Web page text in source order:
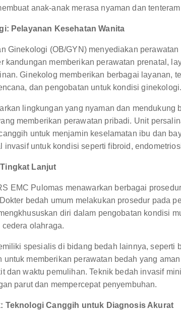
anak-anak merasa nyaman dan
Pelayanan Kesehatan Wanita
Ginekologi (OB/GYN) menyediakan
kandungan memberikan perawatan prenatal,
Ginekolog memberikan berbagai layanan,
dan pengobatan untuk kondisi ginekologi.
lingkungan yang nyaman dan mendukung
memberikan perawatan pribadi. Unit
untuk menjamin keselamatan ibu dan
invasif untuk kondisi seperti fibroid,
Lanjut
EMC Pulomas menawarkan berbagai
bedah umum melakukan prosedur pada
diri dalam pengobatan kondisi
olahraga.
spesialis di bidang bedah lainnya, seperti
untuk memberikan perawatan bedah yang
dan waktu pemulihan. Teknik bedah invasif
parut dan mempercepat penyembuhan.
Teknologi Canggih untuk Diagnosis Akurat